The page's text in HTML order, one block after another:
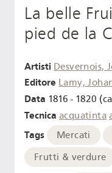
La belle
pied de la
Artisti Desvernois,
Editore Lamy,
Data 1816 - 1820
Tecnica acquatinta
Tags Mercati
Frutti & verdure